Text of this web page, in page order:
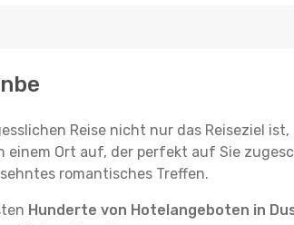
Reise nicht nur das Reiseziel
einem Ort auf, der perfekt auf Sie
romantisches Treffen.
Hunderte von Hotelangeboten in